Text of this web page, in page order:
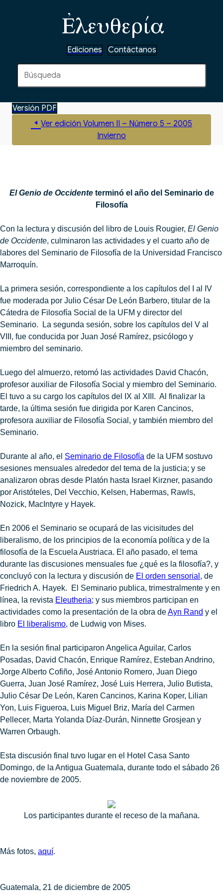
Ediciones Contáctanos
Versión PDF
Ver edición Volumen II – Número 5 – 2005
Invierno
El Genio de Occidenteterminó el año del Seminario de
Filosofía
Con la lectura y discusión del libro de Louis Rougier, El Genio
de Occidente, culminaron las actividades y el cuarto año de
labores del Seminario de Filosofía de la Universidad Francisco
Marroquín.
La primera sesión, correspondiente a los capítulos del I al IV
fue moderada por Julio César De León Barbero, titular de la
Cátedra de Filosofía Social de la UFM y director del
Seminario.
La segunda sesión, sobre los capítulos del V al
VIII, fue conducida por Juan José Ramírez, psicólogo y
miembro del seminario.
Luego del almuerzo, retomó las actividades David Chacón,
profesor auxiliar de Filosofía Social y miembro del Seminario.
El tuvo a su cargo los capítulos del IX al XIII. Al finalizar la
tarde, la última sesión fue dirigida por Karen Cancinos,
profesora auxiliar de Filosofía Social, y también miembro del
Seminario.
Durante al año, el Seminario de Filosofía de la UFM sostuvo
sesiones mensuales alrededor del tema de la justicia; y se
analizaron obras desde Platón hasta Israel Kirzner, pasando
por Aristóteles, Del Vecchio, Kelsen, Habermas, Rawls,
Nozick, MacIntyre y Hayek.
En 2006 el Seminario se ocupará de las vicisitudes del
liberalismo, de los principios de la economía política y de la
filosofía de la Escuela Austriaca. El año pasado, el tema
durante las discusiones mensuales fue ¿qué es la filosofía?, y
concluyó con la lectura y discusión de El orden sensorial , de
Friedrich A. Hayek.
El Seminario publica, trimestralmente y en
línea, la revista Eleutheria; y sus miembros participan en
actividades como la presentación de la obra deAyn Rand y el
libro El liberalismo, de Ludwig von Mises.
En la sesión final participaron Angelica Aguilar, Carlos
Posadas, David Chacón, Enrique Ramírez, Esteban Andrino,
Jorge Alberto Cofiño, José Antonio Romero, Juan Diego
Guerra, Juan José Ramírez, José Luis Herrera, Julio Butista,
Julio César De León, Karen Cancinos, Karina Koper, Lilian
Yon, Luis Figueroa, Luis Miguel Briz, María del Carmen
Pellecer, Marta Yolanda Díaz-Durán, Ninnette Grosjean y
Warren Orbaugh.
Esta discusión final tuvo lugar en el Hotel Casa Santo
Domingo, de la Antigua Guatemala, durante todo el sábado 26
de noviembre de 2005.
Los participantes durante el receso de la mañana.
Más fotos, aquí.
Guatemala, 21 de diciembre de 2005